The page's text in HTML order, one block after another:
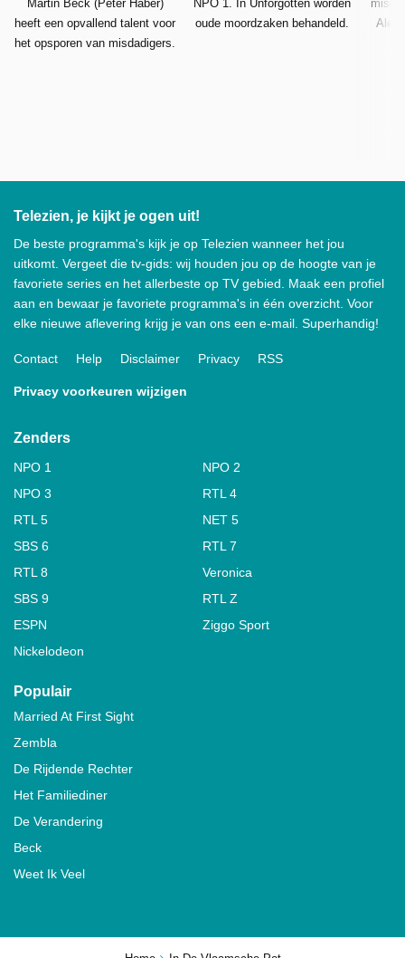
Martin Beck (Peter Haber)
heeft een opvallend talent voor
het opsporen van misdadigers.
NPO 1. In Unforgotten worden
oude moordzaken behandeld.
Telezien, je kijkt je ogen uit!
De beste programma's kijk je op Telezien wanneer het jou
uitkomt. Vergeet die tv-gids: wij houden jou op de hoogte van je
favoriete series en het allerbeste op TV gebied. Maak een profiel
aan en bewaar je favoriete programma's in één overzicht. Voor
elke nieuwe aflevering krijg je van ons een e-mail. Superhandig!
Contact Help Disclaimer Privacy RSS
Privacy voorkeuren wijzigen
Zenders
NPO 1
NPO 2
NPO 3
RTL 4
RTL 5
NET 5
SBS 6
RTL 7
RTL 8
Veronica
SBS 9
RTL Z
ESPN
Ziggo Sport
Nickelodeon
Populair
Married At First Sight
Zembla
De Rijdende Rechter
Het Familiediner
De Verandering
Beck
Weet Ik Veel